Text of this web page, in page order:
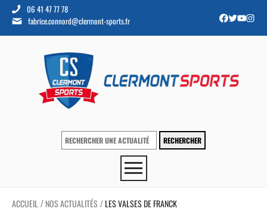
06 41 47 77 78
fabrice.connord@clermont-sports.fr
ACCUEIL / NOS ACTUALITÉS /LES VALSES DE FRANCK